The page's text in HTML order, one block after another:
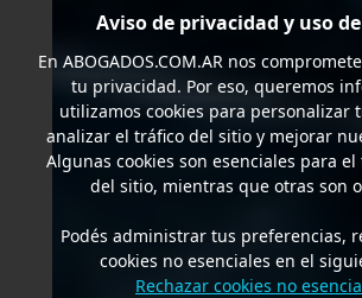
Aviso de privacidad y uso
En ABOGADOS.COM.ARnos
tu privacidad. Por eso, queremos
utilizamos cookies para personalizar
analizar el tráfico del sitio y mejorar
Algunas cookies son esenciales para
del sitio, mientras que otras son
Podés administrar tus preferencias,
cookies no esenciales en el
Rechazar cookies no